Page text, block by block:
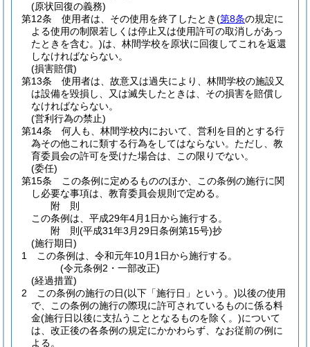
(原状回復の義務)
第12条
使用者は、その使用を終了したとき(第8条の規定に
よる使用の制限若しくは停止又は使用許可の取消しがあっ
たときを含む。)は、林間学校を原状に回復してこれを返還
しなければならない。
(損害賠償)
第13条
使用者は、故意又は過失により、林間学校の施設又
は設備を毀損し、又は滅失したときは、その損害を賠償し
なければならない。
(営利行為の禁止)
第14条
何人も、林間学校内において、営利を目的とする行
為その他これに類する行為をしてはならない。 ただし、教
育委員会の許可を受けた場合は、この限りでない。
(委任)
第15条
この条例に定めるもののほか、この条例の施行に関
し必要な事項は、教育委員会規則で定める。
附 則
この条例は、平成29年4月1日から施行する。
附 則(平成31年3月29日条例第15号)抄
(施行期日)
1
この条例は、令和元年10月1日から施行する。
(令元条例2・一部改正)
(経過措置)
2
この条例の施行の日(以下「施行日」という。)以後の使用
で、この条例の施行の際現に許可されているものに係る料
金(施行日以後に支払うこととなるものを除く。)について
は、改正後の各条例の規定にかかわらず、なお従前の例に
よる。